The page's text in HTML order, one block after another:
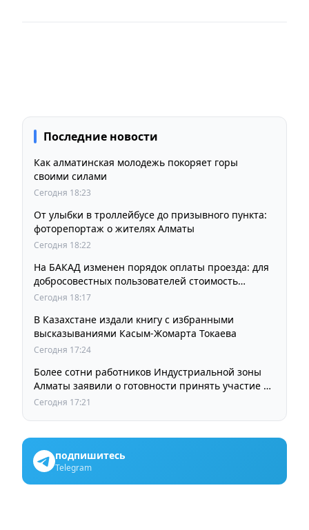
Последние новости
Как алматинская молодежь покоряет горы
своими силами
Сегодня 18:23
От улыбки в троллейбусе до призывного пункта:
фоторепортаж о жителях Алматы
Сегодня 18:22
На БАКАД изменен порядок оплаты проезда: для
добросовестных пользователей стоимость
остается прежней
Сегодня 18:17
В Казахстане издали книгу с избранными
высказываниями Касым-Жомарта Токаева
Сегодня 17:24
Более сотни работников Индустриальной зоны
Алматы заявили о готовности принять участие в
выборах членов Курылтая
Сегодня 17:21
подпишитесь
Telegram